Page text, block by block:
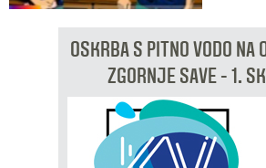
OSKRBA S PITNO VODO NA
ZGORNJE SAVE - 1.